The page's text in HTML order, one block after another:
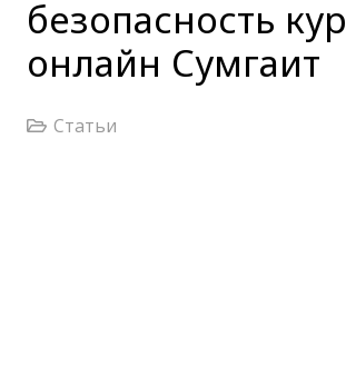
безопасность
онлайн Сумгаит
Статьи